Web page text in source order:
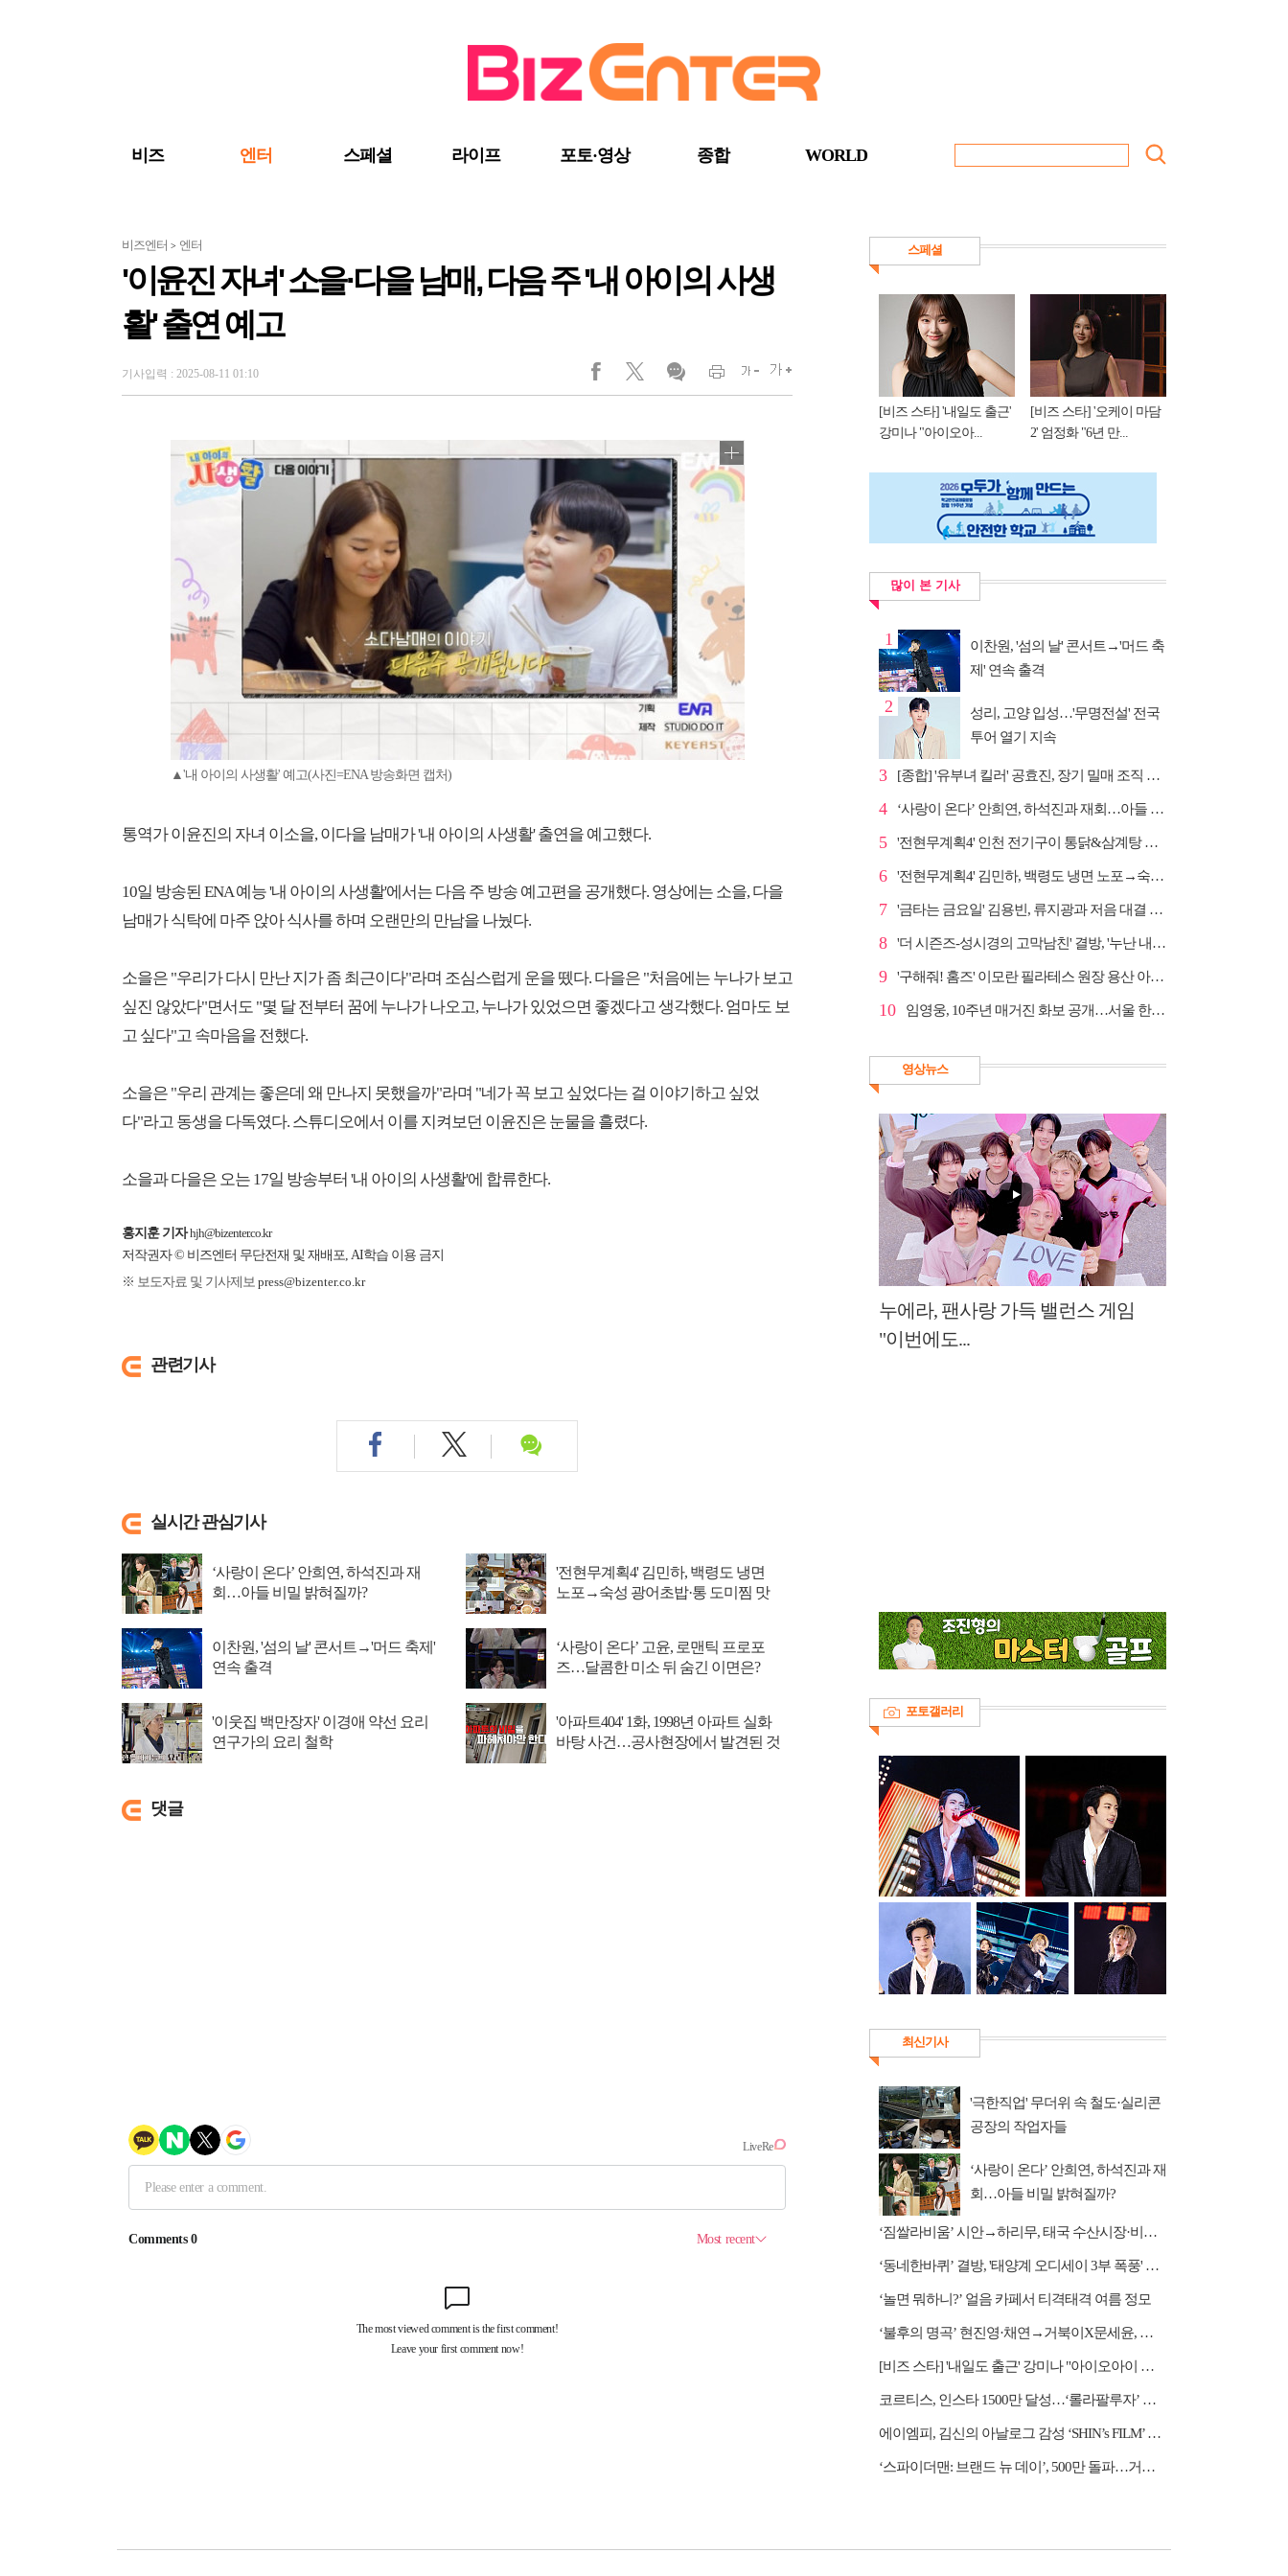
비즈 엔터 스페셜 라이프 포토·영상 종합 WORLD
비즈엔터 > 엔터
'이윤진 자녀' 소을·다을 남매, 다음 주 '내 아이의 사생
활' 출연 예고
기사입력 : 2025-08-11 01:10
▲'내 아이의 사생활' 예고(사진=ENA 방송화면 캡처)
통역가 이윤진의 자녀 이소을, 이다을 남매가 '내 아이의 사생활' 출연을 예고했다.
10일 방송된 ENA 예능 '내 아이의 사생활'에서는 다음 주 방송 예고편을 공개했다. 영상에는 소을, 다을
남매가 식탁에 마주 앉아 식사를 하며 오랜만의 만남을 나눴다.
소을은 "우리가 다시 만난 지가 좀 최근이다"라며 조심스럽게 운을 뗐다. 다을은 "처음에는 누나가 보고
싶진 않았다"면서도 "몇 달 전부터 꿈에 누나가 나오고, 누나가 있었으면 좋겠다고 생각했다. 엄마도 보
고 싶다"고 속마음을 전했다.
소을은 "우리 관계는 좋은데 왜 만나지 못했을까"라며 "네가 꼭 보고 싶었다는 걸 이야기하고 싶었
다"라고 동생을 다독였다. 스튜디오에서 이를 지켜보던 이윤진은 눈물을 흘렸다.
소을과 다을은 오는 17일 방송부터 '내 아이의 사생활'에 합류한다.
홍지훈 기자 hjh@bizenter.co.kr
저작권자 © 비즈엔터 무단전재 및 재배포, AI학습 이용 금지
※ 보도자료 및 기사제보 press@bizenter.co.kr
관련기사
실시간 관심기사
‘사랑이 온다’ 안희연, 하석진과 재
회…아들 비밀 밝혀질까?
'전현무계획4' 김민하, 백령도 냉면
노포→숙성 광어초밥·통 도미찜 맛
이찬원, '섬의 날' 콘서트→'머드 축제'
연속 출격
‘사랑이 온다’ 고윤, 로맨틱 프로포
즈…달콤한 미소 뒤 숨긴 이면은?
'이웃집 백만장자' 이경애 약선 요리
연구가의 요리 철학
'아파트404' 1화, 1998년 아파트 실화
바탕 사건…공사현장에서 발견된 것
댓글
스페셜
[비즈 스타] '내일도 출근'
강미나 "아이오아...
[비즈 스타] '오케이 마담
2' 엄정화 "6년 만...
많이 본 기사
1
이찬원, '섬의 날' 콘서트→'머드 축
제' 연속 출격
2
성리, 고양 입성…'무명전설' 전국
투어 열기 지속
3 [종합] '유부녀 킬러' 공효진, 장기 밀매 조직 소탕…4...
4 ‘사랑이 온다’ 안희연, 하석진과 재회…아들 비밀 밝혀...
5 '전현무계획4' 인천 전기구이 통닭&삼계탕 노포 맛집 탐방
6 '전현무계획4' 김민하, 백령도 냉면 노포→숙성 광어초...
7 '금타는 금요일' 김용빈, 류지광과 저음 대결 승리
8 '더 시즌즈-성시경의 고막남친' 결방, '누난 내게 여자...
9 '구해줘! 홈즈' 이모란 필라테스 원장 용산 아파트 방...
10 임영웅, 10주년 매거진 화보 공개…서울 한복판 대형 현...
영상뉴스
누에라, 팬사랑 가득 밸런스 게임
"이번에도...
포토갤러리
최신기사
'극한직업' 무더위 속 철도·실리콘
공장의 작업자들
‘사랑이 온다’ 안희연, 하석진과 재
회…아들 비밀 밝혀질까?
‘짐쌀라비움’ 시안→하리무, 태국 수산시장·비밀 동굴 탐방
‘동네한바퀴’ 결방, '태양계 오디세이 3부 폭풍' 편성
‘놀면 뭐하니?’ 얼음 카페서 티격태격 여름 정모
‘불후의 명곡’ 현진영·채연→거북이X문세윤, 레전드 배틀
[비즈 스타] '내일도 출근' 강미나 "아이오아이 불화설? 사실 아냐"(인터뷰)
코르티스, 인스타 1500만 달성…‘롤라팔루자’ 무대 열기 이어간다
에이엠피, 김신의 아날로그 감성 ‘SHIN’s FILM’ 공개
‘스파이더맨: 브랜드 뉴 데이’, 500만 돌파…거침없는 흥행 질주